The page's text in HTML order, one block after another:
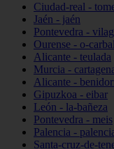
Ciudad-real -
Jaén - jaén
Pontevedra -
Ourense - o-
Alicante - teulada
Murcia -
Alicante -
Gipuzkoa - eibar
León - la-bañeza
Pontevedra - meis
Palencia -
Santa-cruz-de-